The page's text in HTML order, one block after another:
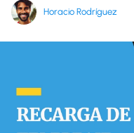
Horacio Rodríguez